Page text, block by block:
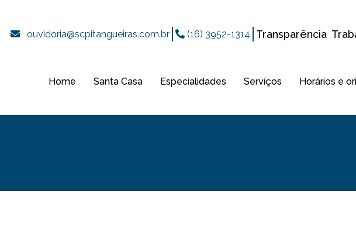
ouvidoria@scpitangueiras.com.br (16) 3952-1314 Transparência
Home Santa Casa Especialidades Serviços Horários e